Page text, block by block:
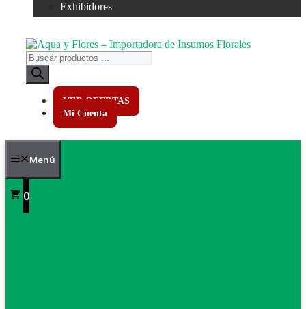
Exhibidores
Búsqueda
de
productos
VER OFERTAS
Mi Cuenta
Menú
0